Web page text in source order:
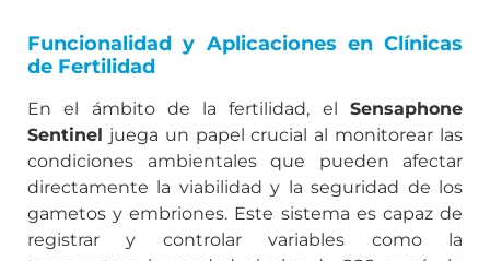
Funcionalidad y Aplicaciones en Clínicas
de Fertilidad
En el ámbito de la fertilidad, el Sensaphone
Sentinel juega un papel crucial al monitorear las
condiciones ambientales que pueden afectar
directamente la viabilidad y la seguridad de los
gametos y embriones. Este sistema es capaz de
registrar y controlar variables como la